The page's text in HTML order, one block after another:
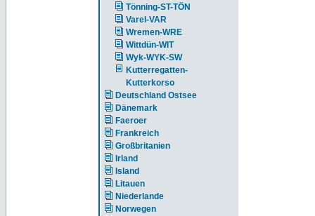
Tönning-ST-TÖN
Varel-VAR
Wremen-WRE
Wittdün-WIT
Wyk-WYK-SW
Kutterregatten-
Kutterkorso
Deutschland Ostsee
Dänemark
Faeroer
Frankreich
Großbritanien
Irland
Island
Litauen
Niederlande
Norwegen